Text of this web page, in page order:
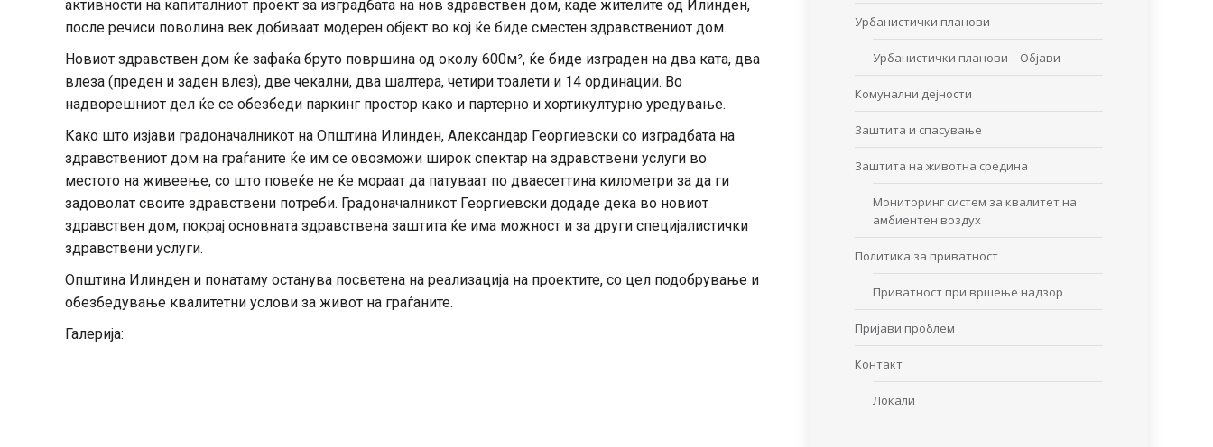
активности на капиталниот проект за изградбата на нов здравствен дом, каде жителите од Илинден,
после речиси поволина век добиваат модерен објект во кој ќе биде сместен здравствениот дом.
Новиот здравствен дом ќе зафаќа бруто површина од околу 600м², ќе биде изграден на два ката, два
влеза (преден и заден влез), две чекални, два шалтера, четири тоалети и 14 ординации. Во
надворешниот дел ќе се обезбеди паркинг простор како и партерно и хортикултурно уредување.
Како што изјави градоначалникот на Општина Илинден, Александар Георгиевски со изградбата на
здравствениот дом на граѓаните ќе им се овозможи широк спектар на здравствени услуги во
местото на живеење, со што повеќе не ќе мораат да патуваат по дваесеттина километри за да ги
задоволат своите здравствени потреби. Градоначалникот Георгиевски додаде дека во новиот
здравствен дом, покрај основната здравствена заштита ќе има можност и за други специјалистички
здравствени услуги.
Општина Илинден и понатаму останува посветена на реализација на проектите, со цел подобрување и
обезбедување квалитетни услови за живот на граѓаните.
Галерија:
Урбанистички планови
Урбанистички планови – Објави
Комунални дејности
Заштита и спасување
Заштита на животна средина
Мониторинг систем за квалитет на
амбиентен воздух
Политика за приватност
Приватност при вршење надзор
Пријави проблем
Контакт
Локали